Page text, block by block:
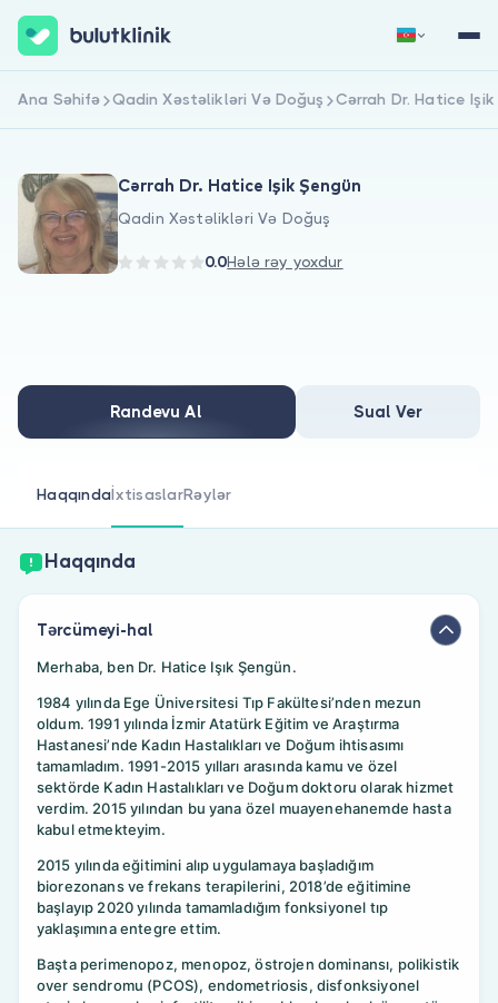
Həkimlər üçün
Həkim siniz?
Qeydiyyat Daxil Ol
Ana Səhifə Qadin Xəstəlikləri Və Doğuş Cərrah Dr. Hatice
Cərrah Dr. Hatice Işik Şengün
Qadin Xəstəlikləri Və Doğuş
0.0Hələ rəy yoxdur
Randevu Al Sual Ver
HaqqındaİxtisaslarRəylər
Haqqında
Tərcümeyi-hal
Merhaba, ben Dr. Hatice Işık Şengün.
1984 yılında Ege Üniversitesi Tıp Fakültesi’nden mezun
oldum. 1991 yılında İzmir Atatürk Eğitim ve Araştırma
Hastanesi’nde Kadın Hastalıkları ve Doğum ihtisasımı
tamamladım. 1991-2015 yılları arasında kamu ve özel
sektörde Kadın Hastalıkları ve Doğum doktoru olarak hizmet
verdim. 2015 yılından bu yana özel muayenehanemde hasta
kabul etmekteyim.
2015 yılında eğitimini alıp uygulamaya başladığım
biorezonans ve frekans terapilerini, 2018’de eğitimine
başlayıp 2020 yılında tamamladığım fonksiyonel tıp
yaklaşımına entegre ettim.
Başta perimenopoz, menopoz, östrojen dominansı, polikistik
over sendromu (PCOS), endometriosis, disfonksiyonel